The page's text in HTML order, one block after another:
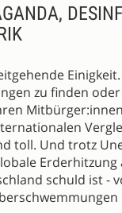
zu finden
toll. Und trotz
schuld ist -